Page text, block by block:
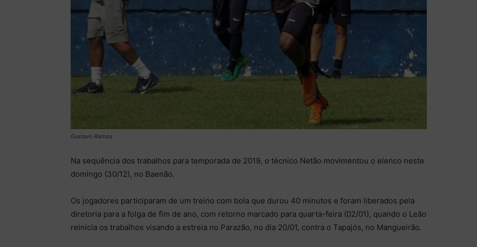
Gustavo Ramos
Na sequência dos trabalhos para temporada de 2019, o técnico Netão movimentou o elenco neste
domingo (30/12), no Baenão.
Os jogadores participaram de um treino com bola que durou 40 minutos e foram liberados pela
diretoria para a folga de fim de ano, com retorno marcado para quarta-feira (02/01), quando o Leão
reinicia os trabalhos visando a estreia no Parazão, no dia 20/01, contra o Tapajós, no Mangueirão.